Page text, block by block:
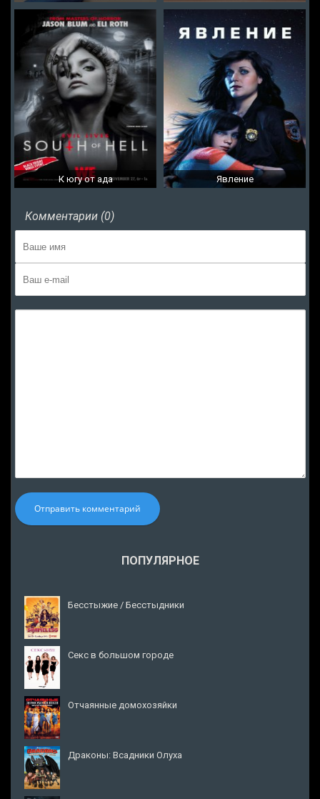
К югу от ада Явление
Комментарии (0)
Отправить комментарий
ПОПУЛЯРНОЕ
Бесстыжие / Бесстыдники
Секс в большом городе
Отчаянные домохозяйки
Драконы: Всадники Олуха